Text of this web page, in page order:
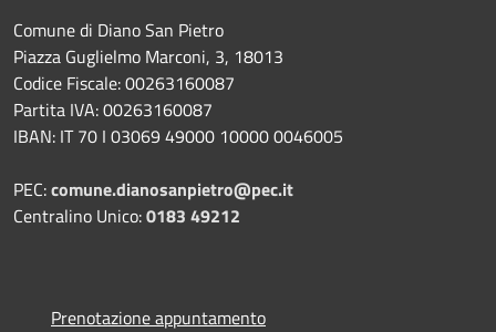
Comune di Diano San Pietro
Piazza Guglielmo Marconi, 3, 18013
Codice Fiscale: 00263160087
Partita IVA: 00263160087
IBAN: IT 70 I 03069 49000 10000 0046005
PEC:comune.dianosanpietro@pec.it
Centralino Unico:0183 49212
Prenotazione appuntamento